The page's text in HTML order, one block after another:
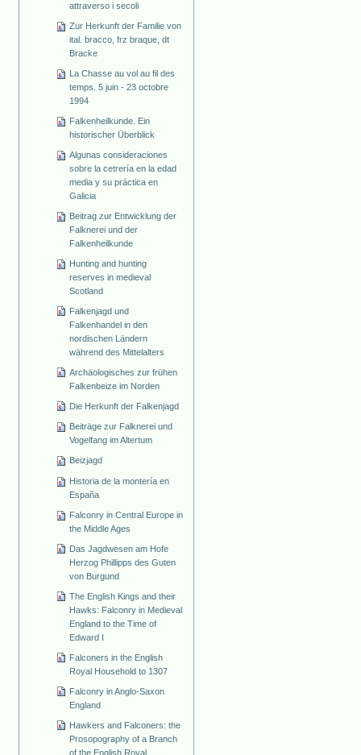
attraverso i secoli
Zur Herkunft der Familie von
ital. bracco, frz braque, dt
Bracke
La Chasse au vol au fil des
temps. 5 juin - 23 octobre
1994
Falkenheilkunde. Ein
historischer Überblick
Algunas consideraciones
sobre la cetrería en la edad
media y su práctica en
Galicia
Beitrag zur Entwicklung der
Falknerei und der
Falkenheilkunde
Hunting and hunting
reserves in medieval
Scotland
Falkenjagd und
Falkenhandel in den
nordischen Ländern
während des Mittelalters
Archäologisches zur frühen
Falkenbeize im Norden
Die Herkunft der Falkenjagd
Beiträge zur Falknerei und
Vogelfang im Altertum
Beizjagd
Historia de la montería en
España
Falconry in Central Europe in
the Middle Ages
Das Jagdwesen am Hofe
Herzog Phillipps des Guten
von Burgund
The English Kings and their
Hawks: Falconry in Medieval
England to the Time of
Edward I
Falconers in the English
Royal Household to 1307
Falconry in Anglo-Saxon
England
Hawkers and Falconers: the
Prosopography of a Branch
of the English Royal